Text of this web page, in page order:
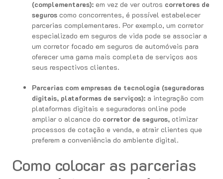
(complementares): em vez de ver outros corretores de
seguros como concorrentes, é possível estabelecer
parcerias complementares. Por exemplo, um corretor
especializado em seguros de vida pode se associar a
um corretor focado em seguros de automóveis para
oferecer uma gama mais completa de serviços aos
seus respectivos clientes.
Parcerias com empresas de tecnologia (seguradoras
digitais, plataformas de serviços): a integração com
plataformas digitais e seguradoras online pode
ampliar o alcance do corretor de seguros, otimizar
processos de cotação e venda, e atrair clientes que
preferem a conveniência do ambiente digital.
Como colocar as parcerias